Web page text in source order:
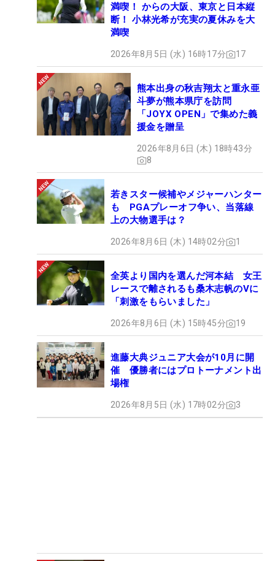
満喫！ からの大阪、東京と日本縦
断！ 小林光希が充実の夏休みを大
満喫
2026年8月5日 (水) 16時17分 17
熊本出身の秋吉翔太と重永亜
斗夢が熊本県庁を訪問
「JOYX OPEN」で集めた義
援金を贈呈
2026年8月6日 (木) 18時43分
8
若きスター候補やメジャーハンター
も PGAプレーオフ争い、当落線
上の大物選手は？
2026年8月6日 (木) 14時02分 1
全英より国内を選んだ河本結 女王
レースで離されるも桑木志帆のVに
「刺激をもらいました」
2026年8月6日 (木) 15時45分 19
進藤大典ジュニア大会が10月に開
催 優勝者にはプロトーナメント出
場権
2026年8月5日 (水) 17時02分 3